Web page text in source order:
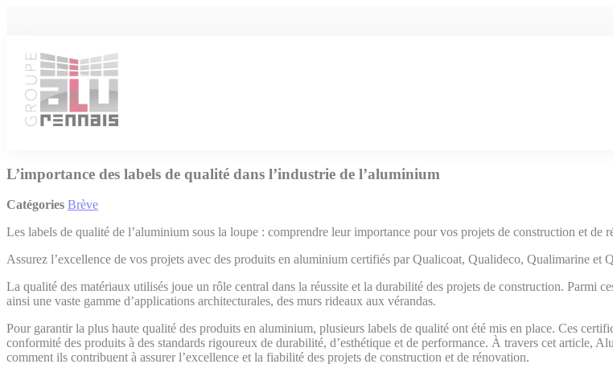
L’importance des labels de qualité dans l’industrie de l’aluminium
Catégories Brève
Les labels de qualité de l’aluminium sous la loupe : comprendre leur importance pour vos projets de construction et de
Assurez l’excellence de vos projets avec des produits en aluminium certifiés par Qualicoat, Qualideco, Qualimarine et
La qualité des matériaux utilisés joue un rôle central dans la réussite et la durabilité des projets de construction. Parmi
ainsi une vaste gamme d’applications architecturales, des murs rideaux aux vérandas.
Pour garantir la plus haute qualité des produits en aluminium, plusieurs labels de qualité ont été mis en place. Ces
conformité des produits à des standards rigoureux de durabilité, d’esthétique et de performance. À travers cet article,
comment ils contribuent à assurer l’excellence et la fiabilité des projets de construction et de rénovation.